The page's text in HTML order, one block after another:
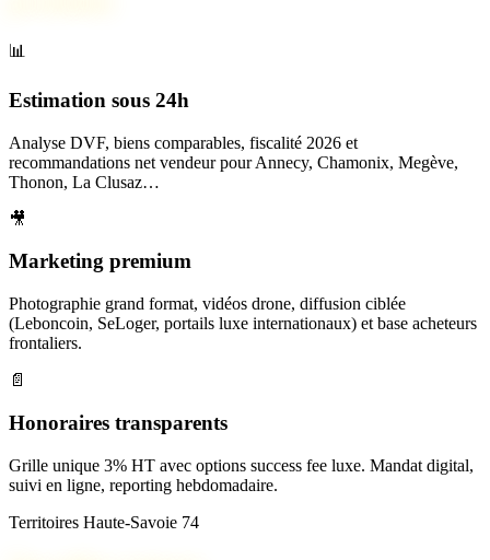
📊
Estimation sous 24h
Analyse DVF, biens comparables, fiscalité 2026 et
recommandations net vendeur pour Annecy, Chamonix, Megève,
Thonon, La Clusaz…
🎥
Marketing premium
Photographie grand format, vidéos drone, diffusion ciblée
(Leboncoin, SeLoger, portails luxe internationaux) et base acheteurs
frontaliers.
📄
Honoraires transparents
Grille unique 3% HT avec options success fee luxe. Mandat digital,
suivi en ligne, reporting hebdomadaire.
Territoires Haute-Savoie 74